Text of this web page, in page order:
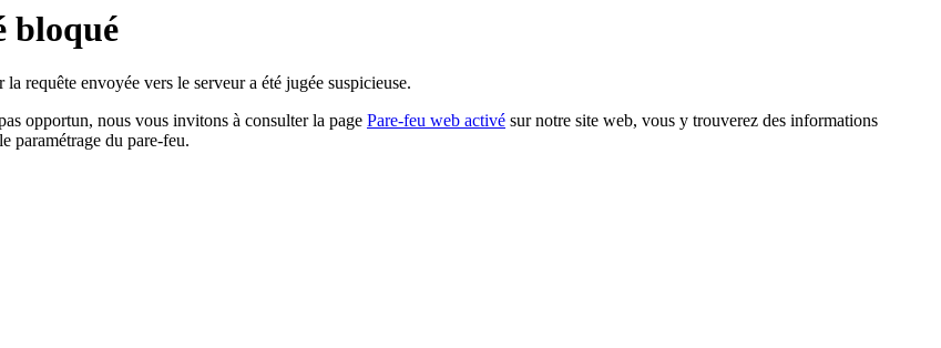
bloqué
requête envoyée vers le serveur a été jugée suspicieuse.
opportun, nous vous invitons à consulter la page Pare-feu web activé sur notre site web, vous y trouverez des informations
paramétrage du pare-feu.